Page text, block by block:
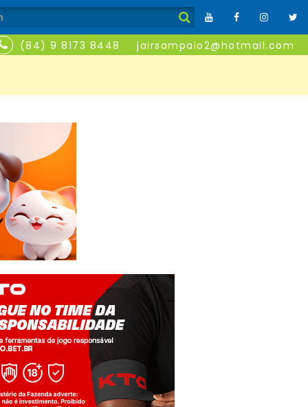
(84) 9 8173 8448 jairsampaio2@hotmail.com